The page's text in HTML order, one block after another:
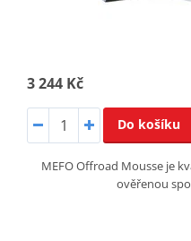
3 244 Kč
Do košíku
MEFO Offroad Mousse je
ověřenou